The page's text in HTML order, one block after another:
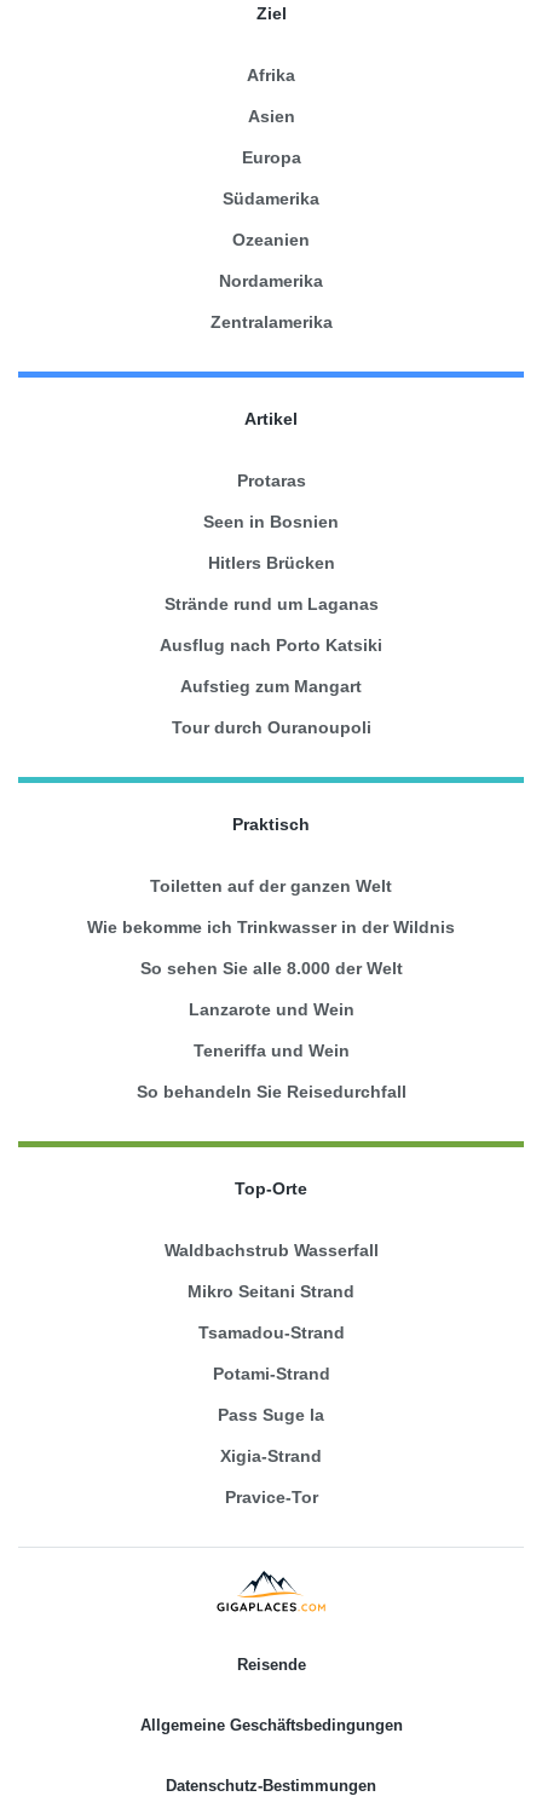
Ziel
Afrika
Asien
Europa
Südamerika
Ozeanien
Nordamerika
Zentralamerika
Artikel
Protaras
Seen in Bosnien
Hitlers Brücken
Strände rund um Laganas
Ausflug nach Porto Katsiki
Aufstieg zum Mangart
Tour durch Ouranoupoli
Praktisch
Toiletten auf der ganzen Welt
Wie bekomme ich Trinkwasser in der Wildnis
So sehen Sie alle 8.000 der Welt
Lanzarote und Wein
Teneriffa und Wein
So behandeln Sie Reisedurchfall
Top-Orte
Waldbachstrub Wasserfall
Mikro Seitani Strand
Tsamadou-Strand
Potami-Strand
Pass Suge la
Xigia-Strand
Pravice-Tor
Reisende
Allgemeine Geschäftsbedingungen
Datenschutz-Bestimmungen